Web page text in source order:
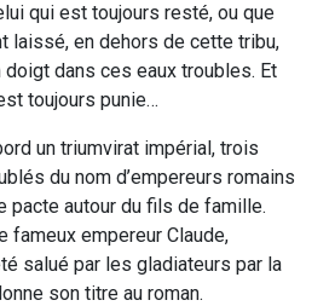
qui est toujours resté, ou que
laissé, en dehors de cette tribu,
doigt dans ces eaux troubles. Et
toujours punie…
un triumvirat impérial, trois
du nom d’empereurs romains
pacte autour du fils de famille.
fameux empereur Claude,
salué par les gladiateurs par la
son titre au roman.